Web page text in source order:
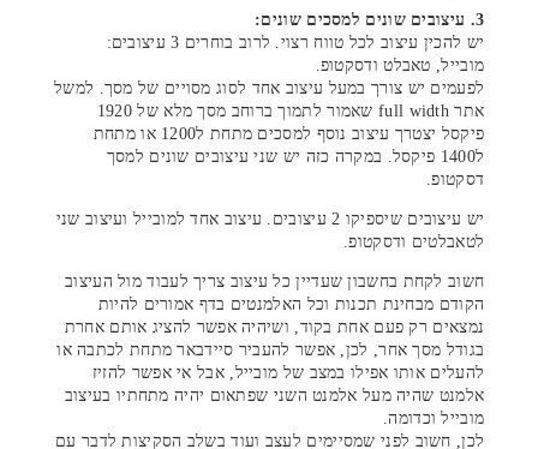
3. עיצובים שונים למסכים שונים:
יש להכין עיצוב לכל טווח רצוי. לרוב בוחרים 3 עיצובים:
מובייל, טאבלט ודסקטופ.
לפעמים יש צורך במעל עיצוב אחד לסוג מסויים של מסך. למשל
אתר full width שאמור לתמוך ברוחב מסך מלא של 1920
פיקסל יצטרך עיצוב נוסף למסכים מתחת ל1200 או מתחת
ל1400 פיקסל. במקרה כזה יש שני עיצובים שונים למסך
דסקטופ.
יש עיצובים שיספיקו 2 עיצובים. עיצוב אחד למובייל ועיצוב שני
לטאבלטים ודסקטופ.
חשוב לקחת בחשבון שעדיין כל עיצוב צריך לעבוד מול העיצוב
הקודם מבחינת תכנות וכל האלמנטים בדף אמורים להיות
נמצאים רק פעם אחת בקוד, ושיהיה אפשר להציג אותם אחרת
בגודל מסך אחר, לכן, אפשר להעביר סיידבאר מתחת לכתבה או
להעלים אותו אפילו במצב של מובייל, אבל אי אפשר להזיז
אלמנט שהיה מעל אלמנט השני שפתאום יהיה מתחתיו בעיצוב
מובייל וכדומה.
לכן, חשוב לפני שמסיימים לעצב ועוד בשלב הסקיצות לדבר עם